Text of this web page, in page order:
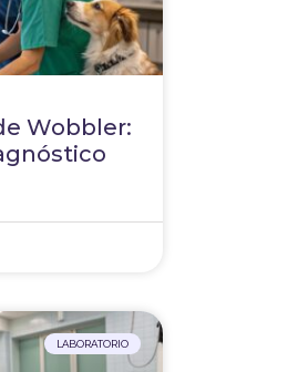
Wobbler:
LABORATORIO